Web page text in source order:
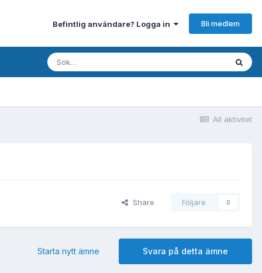
Befintlig användare? Logga in Bli medlem
All aktivitet
Share Följare 0
Svara på detta ämne
Starta nytt ämne